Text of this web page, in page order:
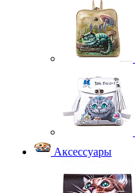
Аксессуары